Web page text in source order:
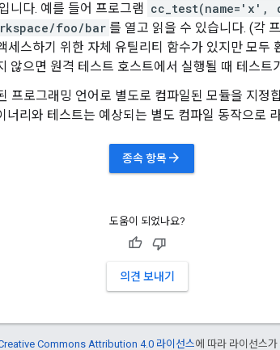
니다. 예를 들어 프로그램
foo/bar 를 열고 읽을 수 있습니다. (각
세스하기 위한 자체 유틸리티 함수가 있지만 모두
않으면 원격 테스트 호스트에서 실행될 때 테스트
프로그래밍 언어로 별도로 컴파일된 모듈을 지정
너리와 테스트는 예상되는 별도 컴파일 동작으로
종속 항목 arrow_forward
도움이 되었나요?
의견 보내기
Commons Attribution 4.0 라이선스에 따라 라이선스